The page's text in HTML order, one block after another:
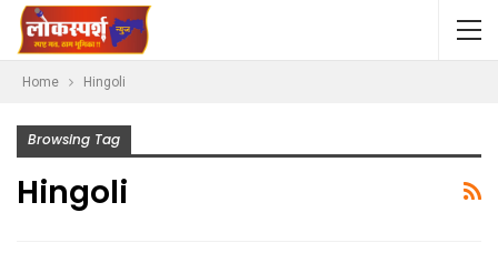
Home Hingoli
Browsing Tag
Hingoli